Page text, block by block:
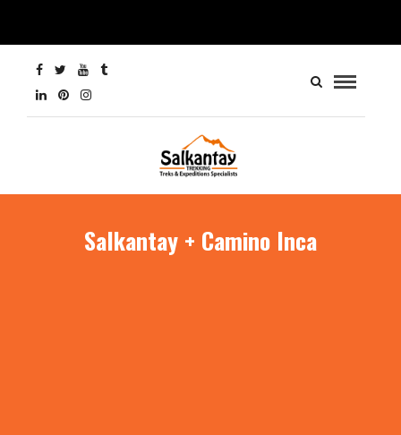
Salkantay + Camino Inca